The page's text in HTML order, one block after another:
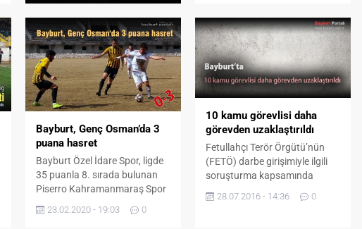
İstanbul'da tedavi gördüğü
hastanede şehit oldu.
Bayburt, Genç Osman’da 3
puana hasret
Bayburt Özel İdare Spor, ligde
35 puanla 8. sırada bulunan
Piserro Kahramanmaraş Spor
Grup’ta mücadele eden
23.02.2020 - 19:03 0
10 kamu görevlisi daha
görevden uzaklaştırıldı
Fetullahçı Terör Örgütü’nün
(FETÖ) darbe girişimiyle ilgili
soruşturma kapsamında
daha tutuklandı. Alınan bilgiye
28.07.2016 - 14:36 0